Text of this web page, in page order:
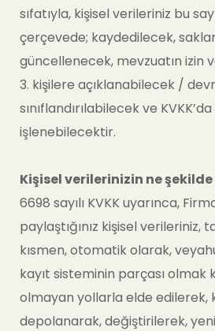
sıfatıyla, kişisel verileriniz bu
çerçevede; kaydedilecek,
güncellenecek, mevzuatın izin
3. kişilere açıklanabilecek /
sınıflandırılabilecek ve
işlenebilecektir.
Kişisel verilerinizin ne
6698 sayılı KVKK uyarınca,
paylaştığınız kişisel verileriniz,
kısmen, otomatik olarak,
kayıt sisteminin parçası olmak
olmayan yollarla elde edilerek,
depolanarak, değiştirilerek,